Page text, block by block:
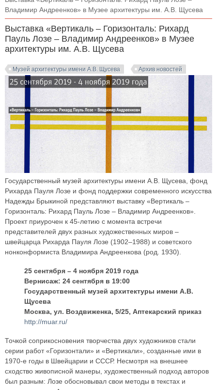
Владимир Андреенков» в Музее архитектуры им. А.В. Щусева
Выставка «Вертикаль – Горизонталь: Рихард
Пауль Лозе – Владимир Андреенков» в Музее
архитектуры им. А.В. Щусева
Музей архитектуры имени А.В. Щусева Архив новостей
Государственный музей архитектуры имени А.В. Щусева, фонд
Рихарда Пауля Лозе и фонд поддержки современного искусства
Надежды Брыкиной представляют выставку «Вертикаль –
Горизонталь: Рихард Пауль Лозе – Владимир Андреенков».
Проект приурочен к 45-летию с момента встречи
представителей двух разных художественных миров –
швейцарца Рихарда Пауля Лозе (1902–1988) и советского
нонконформиста Владимира Андреенкова (род. 1930).
25 сентября – 4 ноября 2019 года
Вернисаж: 24 сентября в 19:00
Государственный музей архитектуры имени А.В.
Щусева
Москва, ул. Воздвиженка, 5/25, Аптекарский приказ
http://muar.ru/
Точкой соприкосновения творчества двух художников стали
серии работ «Горизонтали» и «Вертикали», созданные ими в
1970-е годы в Швейцарии и СССР. Несмотря на внешнее
сходство живописной манеры, художественный подход авторов
был разным: Лозе обосновывал свои методы в текстах и